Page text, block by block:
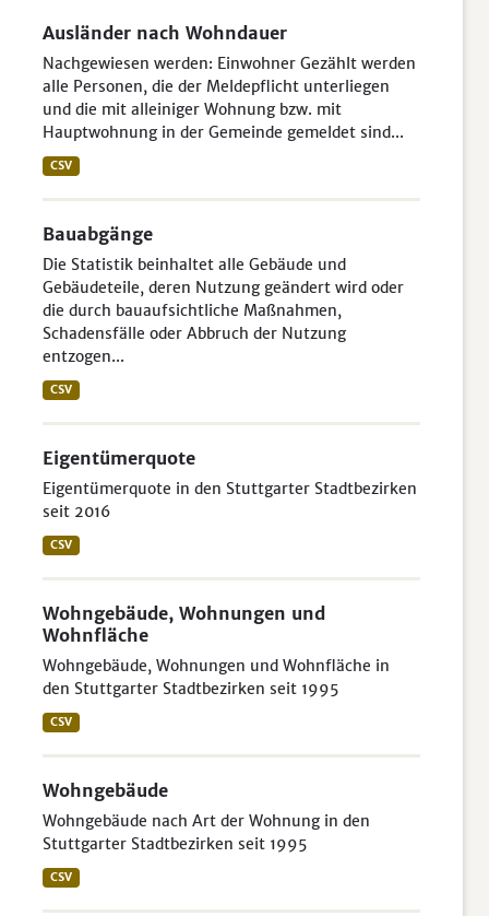
Ausländer nach Wohndauer
Nachgewiesen werden: Einwohner Gezählt werden
alle Personen, die der Meldepflicht unterliegen
und die mit alleiniger Wohnung bzw. mit
Hauptwohnung in der Gemeinde gemeldet sind...
CSV
Bauabgänge
Die Statistik beinhaltet alle Gebäude und
Gebäudeteile, deren Nutzung geändert wird oder
die durch bauaufsichtliche Maßnahmen,
Schadensfälle oder Abbruch der Nutzung
entzogen...
CSV
Eigentümerquote
Eigentümerquote in den Stuttgarter Stadtbezirken
seit 2016
CSV
Wohngebäude, Wohnungen und
Wohnfläche
Wohngebäude, Wohnungen und Wohnfläche in
den Stuttgarter Stadtbezirken seit 1995
CSV
Wohngebäude
Wohngebäude nach Art der Wohnung in den
Stuttgarter Stadtbezirken seit 1995
CSV